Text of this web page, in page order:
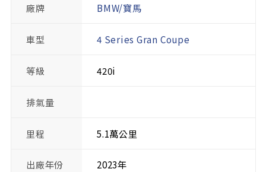
廠牌 BMW/寶馬
車型 4 Series Gran Coupe
等級 420i
排氣量
里程 5.1萬公里
出廠年份 2023年